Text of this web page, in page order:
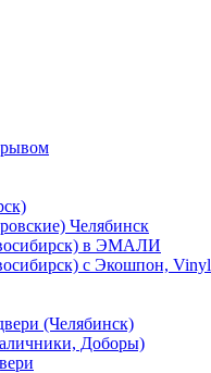
Челябинск
в ЭМАЛИ
с Экошпон, Vinyl
(Челябинск)
Доборы)